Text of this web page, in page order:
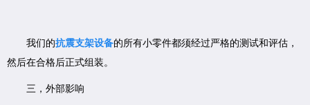
我们的抗震支架设备的所有小零件都须经过严格的测试和评估，
然后在合格后正式组装。
三，外部影响